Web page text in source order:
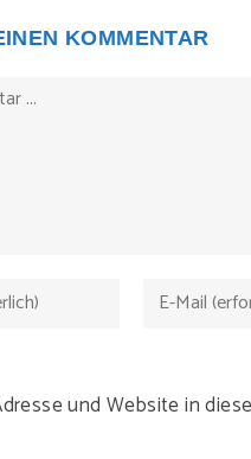
KOMMENTAR
Gib
Adresse
und Website in